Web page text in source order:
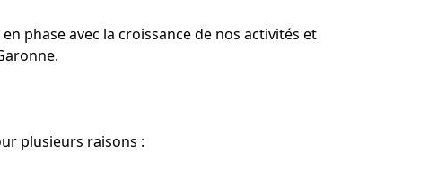
phase avec la croissance de nos activités et
plusieurs raisons :